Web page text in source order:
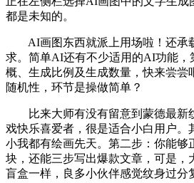
都是未知的。
AI画图东西就派上用场啦！还承
求。简单AI还有不少适用的AI功能，
概、生成比例及生成数量，快来尝尝
随机性，环节是操做简单？
比来大师有没有留意到蒙德最新
戏快乐喜爱者，很是适合小白用户。
小我都有绘画先天。第二步：你能够
块，还能三步写出爆款文章，可是，
盲盒一样，良多小伙伴感觉纹身过分